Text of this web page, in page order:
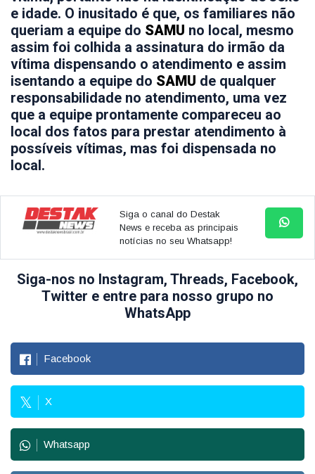
e idade. O inusitado é que, os familiares não
queriam a equipe do SAMU no local, mesmo
assim foi colhida a assinatura do irmão da
vítima dispensando o atendimento e assim
isentando a equipe do SAMU de qualquer
responsabilidade no atendimento, uma vez
que a equipe prontamente compareceu ao
local dos fatos para prestar atendimento à
possíveis vítimas, mas foi dispensada no
local.
Siga o canal do Destak
News e receba as principais
notícias no seu Whatsapp!
Siga-nos no Instagram, Threads, Facebook,
Twitter e entre para nosso grupo no
WhatsApp
Facebook
X
Whatsapp